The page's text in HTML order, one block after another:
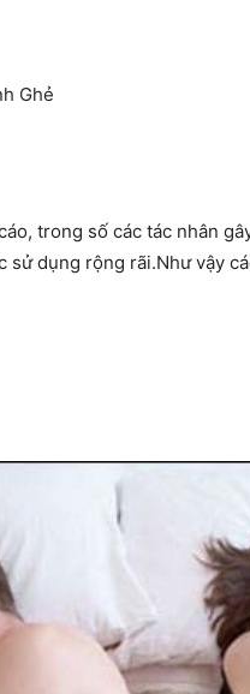
Ghẻ
trong số các tác nhân
sử dụng rộng rãi.Như vậy